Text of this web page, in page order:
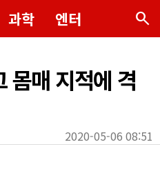
과학 엔터 search
몸매 지적에 격
2020-05-06 08:51